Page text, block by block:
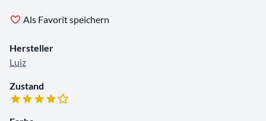
Als Favorit speichern
Hersteller
Luiz
Zustand